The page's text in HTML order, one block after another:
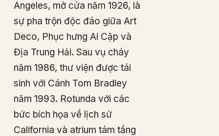
Angeles, mở cửa năm 1926, là
sự pha trộn độc đáo giữa Art
Deco, Phục hưng Ai Cập và
Địa Trung Hải. Sau vụ cháy
năm 1986, thư viện được tái
sinh với Cánh Tom Bradley
năm 1993. Rotunda với các
bức bích họa về lịch sử
California và atrium tám tầng